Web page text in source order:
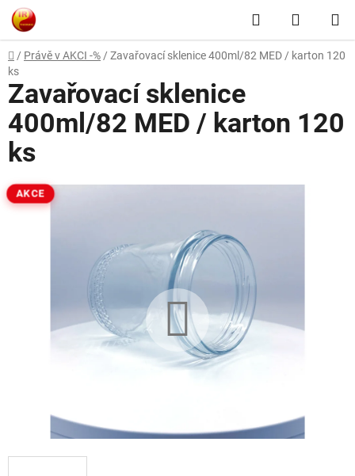
Přejít
na
obsah
Hledat
KOŠÍK
Domů
/ Právě v AKCI -% / Zavařovací sklenice 400ml/82 MED / karton 120
ks
Zavařovací sklenice
400ml/82 MED / karton 120
ks
AKCE